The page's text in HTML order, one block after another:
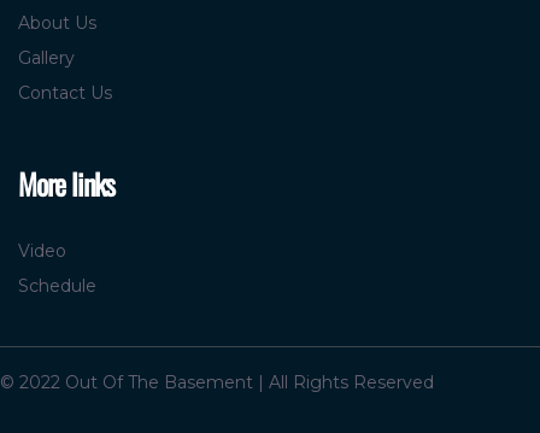
About Us
Gallery
Contact Us
More links
Video
Schedule
© 2022 Out Of The Basement | All Rights Reserved